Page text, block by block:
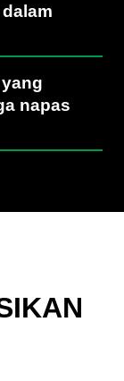
napas